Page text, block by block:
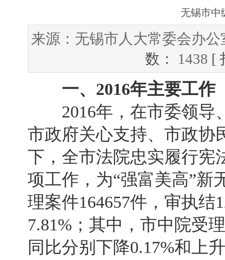
无锡市中
来源：无锡市人大常委会办
数： 1438 [
一、2016年主要工作
2016年，在市委领导
市政府关心支持、市政协
下，全市法院忠实履行宪
项工作，为“强富美高”新
理案件164657件，审执结
7.81%；其中，市中院受
同比分别下降0.17%和上